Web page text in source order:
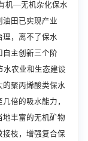
机—无机杂化保水
油田已实现产业
理，离不了保水
自主创新三个阶
水农业和生态建设
的聚丙烯酸类保水
倍的吸水能力，
丰富的无机矿物
枝，增强复合保